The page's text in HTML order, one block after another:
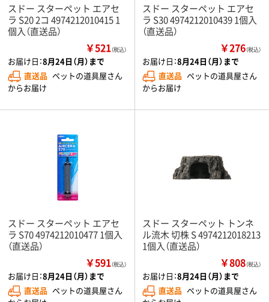
スドー スターペット エアセ
ラ S20 2コ 4974212010415 1
個入（直送品）
￥521（税込）
お届け日：8月24日（月）まで
直送品 ペットの道具屋さん
からお届け
スドー スターペット エアセ
ラ S30 4974212010439 1個入
（直送品）
￥276（税込）
お届け日：8月24日（月）まで
直送品 ペットの道具屋さん
からお届け
スドー スターペット エアセ
ラ S70 4974212010477 1個入
（直送品）
￥591（税込）
お届け日：8月24日（月）まで
直送品 ペットの道具屋さん
スドー スターペット トンネ
ル流木 切株 S 4974212018213
1個入（直送品）
￥808（税込）
お届け日：8月24日（月）まで
直送品 ペットの道具屋さん